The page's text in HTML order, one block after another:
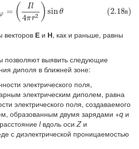
φ = ( Il
4πr2 ) sinθ (2.18в)
Hφ =(Il πr )sinθ
Е и Н, как и раньше, равны
выявить следующие
диполя в ближней зоне:
электрического поля,
электрическим диполем, равна
электрического поля, создаваемого
образованным двумя зарядами +q и
lвдоль оси Zи
с диэлектрической проницаемостью